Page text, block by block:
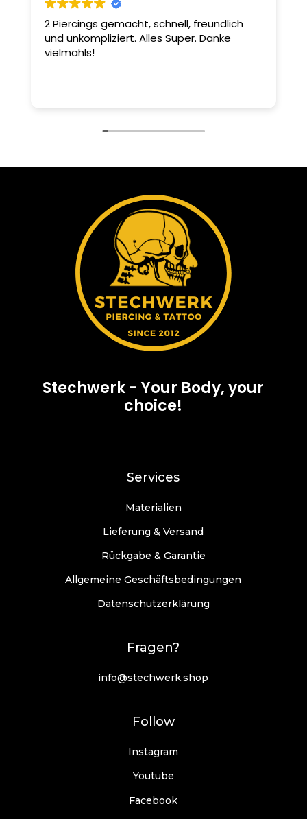
2 Piercings gemacht, schnell, freundlich
und unkompliziert. Alles Super. Danke
vielmahls!
Stechwerk - Your Body, your
choice!
Services
Materialien
Lieferung & Versand
Rückgabe & Garantie
Allgemeine Geschäftsbedingungen
Datenschutzerklärung
Fragen?
info@stechwerk.shop
Follow
Instagram
Youtube
Facebook